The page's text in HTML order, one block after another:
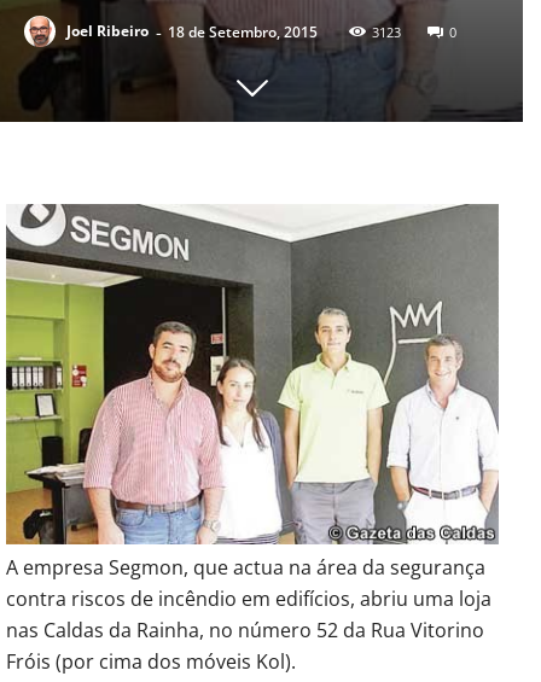
Joel Ribeiro - 18 de Setembro, 2015 3123 0
A empresa Segmon, que actua na área da segurança
contra riscos de incêndio em edifícios, abriu uma loja
nas Caldas da Rainha, no número 52 da Rua Vitorino
Fróis (por cima dos móveis Kol).